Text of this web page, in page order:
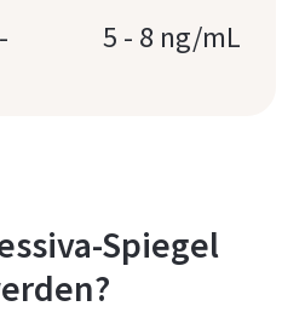
5 - 8 ng/mL
Spiegel